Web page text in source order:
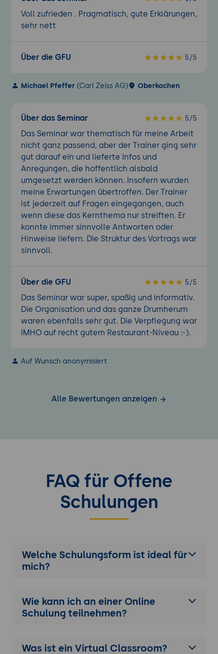
zur Implementierung von Machine
Learning und Künstlicher Intelligenz in
Webanwendungen
Voll zufrieden . Pragmatisch, gute Erklärungen,
sehr nett
Über die GFU 5/5
Michael Pfeffer(Carl Zeiss AG) Oberkochen
Über das Seminar 5/5
Das Seminar war thematisch für meine Arbeit
nicht ganz passend, aber der Trainer ging sehr
gut darauf ein und lieferte Infos und
Anregungen, die hoffentlich alsbald
umgesetzt werden können. Insofern wurden
meine Erwartungen übertroffen. Der Trainer
ist jederzeit auf Fragen eingegangen, auch
wenn diese das Kernthema nur streiften. Er
konnte immer sinnvolle Antworten oder
Hinweise liefern. Die Struktur des Vortrags war
sinnvoll.
Über die GFU 5/5
Das Seminar war super, spaßig und informativ.
Die Organisation und das ganze Drumherum
waren ebenfalls sehr gut. Die Verpflegung war
IMHO auf recht gutem Restaurant-Niveau :-).
Auf Wunsch anonymisiert
Alle Bewertungen anzeigen
FAQ für Offene
Schulungen
Welche Schulungsform ist ideal für
mich?
Wie kann ich an einer Online
Schulung teilnehmen?
Was ist ein Virtual Classroom?